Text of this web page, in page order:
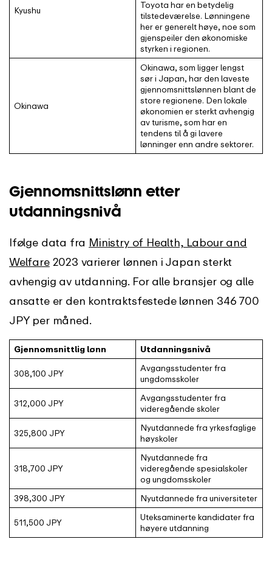
Kyushu
Toyota har en betydelig
tilstedeværelse. Lønningene
her er generelt høye, noe som
gjenspeiler den økonomiske
styrken i regionen.
Okinawa
Okinawa, som ligger lengst
sør i Japan, har den laveste
gjennomsnittslønnen blant de
store regionene. Den lokale
økonomien er sterkt avhengig
av turisme, som har en
tendens til å gi lavere
lønninger enn andre sektorer.
Gjennomsnittslønn etter
utdanningsnivå
Ifølge data fra Ministry of Health, Labour and
Welfare2023 varierer lønnen i Japan sterkt
avhengig av utdanning. For alle bransjer og alle
ansatte er den kontraktsfestede lønnen 346 700
JPY per måned.
Gjennomsnittlig lønn Utdanningsnivå
308,100 JPY
Avgangsstudenter fra
ungdomsskoler
312,000 JPY
Avgangsstudenter fra
videregående skoler
325,800 JPY
Nyutdannede fra yrkesfaglige
høyskoler
318,700 JPY
Nyutdannede fra
videregående spesialskoler
og ungdomsskoler
398,300 JPY
Nyutdannede fra universiteter
511,500 JPY
Uteksaminerte kandidater fra
høyere utdanning